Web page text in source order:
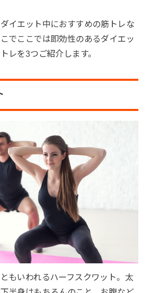
イエット中におすすめの筋トレな
でここでは即効性のあるダイエッ
レを3つご紹介します。
もいわれるハーフスクワット。太